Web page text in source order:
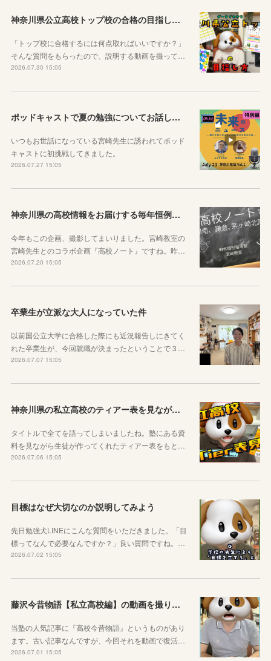
神奈川県公立高校トップ校の合格の目指し方について動画をアップしました
「トップ校に合格するには何点取ればいいですか？」
そんな質問をもらったので、説明する動画を撮って…
2026.07.30 15:05
ポッドキャストで夏の勉強についてお話ししています！
いつもお世話になっている宮崎先生に誘われてポッド
キャストに初挑戦してきました。
2026.07.27 15:05
神奈川県の高校情報をお届けする毎年恒例のコラボ企画のお知らせ
今年もこの企画、撮影してまいりました。宮崎教室の
宮崎先生とのコラボ企画『高校ノート』ですね。昨…
2026.07.20 15:05
卒業生が立派な大人になっていた件
以前国公立大学に合格した際にも近況報告しにきてく
れた卒業生が、今回就職が決まったということで３…
2026.07.07 15:05
神奈川県の私立高校のティアー表を見ながら話す動画を作りました！
タイトルで全てを語ってしまいましたね。塾にある資
料を見ながら生徒が作ってくれたティアー表をもと…
2026.07.06 15:05
目標はなぜ大切なのか説明してみよう
先日勉強犬LINEにこんな質問をいただきました。「目
標ってなんで必要なんですか？」良い質問ですね。…
2026.07.02 15:05
藤沢今昔物語【私立高校編】の動画を撮りました！
当塾の人気記事に『高校今昔物語』というものがあり
ます。古い記事なんですが、今回それを動画で復活…
2026.07.01 15:05